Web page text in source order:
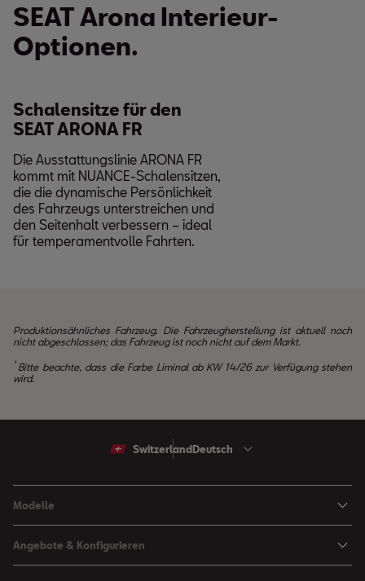
SEAT Arona Interieur-
Optionen.
Schalensitze für den
SEAT ARONA FR
Die Ausstattungslinie ARONA FR
kommt mit NUANCE-Schalensitzen,
die die dynamische Persönlichkeit
des Fahrzeugs unterstreichen und
den Seitenhalt verbessern – ideal
für temperamentvolle Fahrten.
Produktionsähnliches Fahrzeug. Die Fahrzeugherstellung ist aktuell noch
nicht abgeschlossen; das Fahrzeug ist noch nicht auf dem Markt.
¹ Bitte beachte, dass die Farbe Liminal ab KW 14/26 zur Verfügung stehen
wird.
SwitzerlandDeutsch
Modelle
Angebote & Konfigurieren